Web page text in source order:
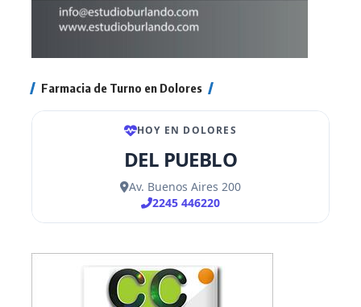
Farmacia de Turno en Dolores